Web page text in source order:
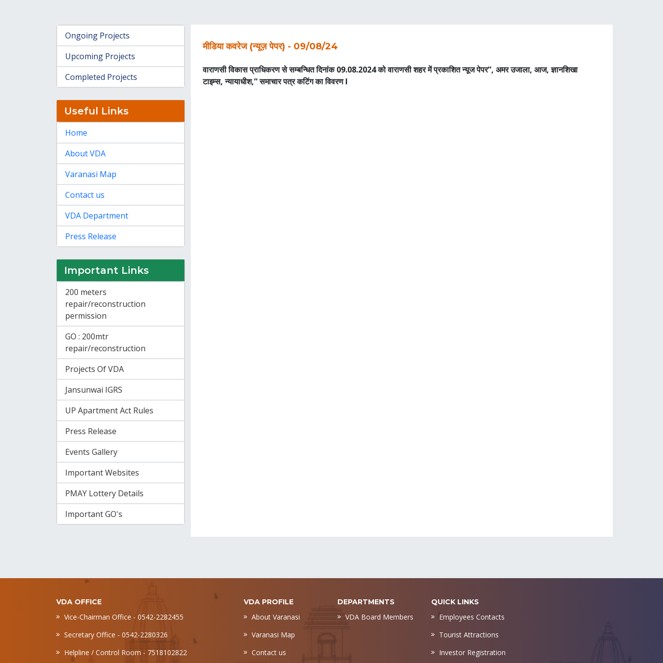
मीडिया कवरेज (न्यूज़ पेपर) - 09/08/24
वाराणसी विकास प्राधिकरण से सम्बन्धित दिनांक 09.08.2024 को वाराणसी शहर में प्रकाशित न्यूज पेपर”, अमर उजाला, आज, ज्ञानशिखा
टाइम्स, न्यायाधीश,” समाचार पत्र कटिंग का विवरण I
Ongoing Projects
Upcoming Projects
Completed Projects
Useful Links
Home
About VDA
Varanasi Map
Contact us
VDA Department
Press Release
Important Links
200 meters
repair/reconstruction
permission
GO : 200mtr
repair/reconstruction
Projects Of VDA
Jansunwai IGRS
UP Apartment Act Rules
Press Release
Events Gallery
Important Websites
PMAY Lottery Details
Important GO's
VDA OFFICE
Vice-Chairman Office - 0542-2282455
Secretary Office - 0542-2280326
Helpline / Control Room - 7518102822
VDA PROFILE
About Varanasi
Varanasi Map
Contact us
DEPARTMENTS
VDA Board Members
QUICK LINKS
Employees Contacts
Tourist Attractions
Investor Registration